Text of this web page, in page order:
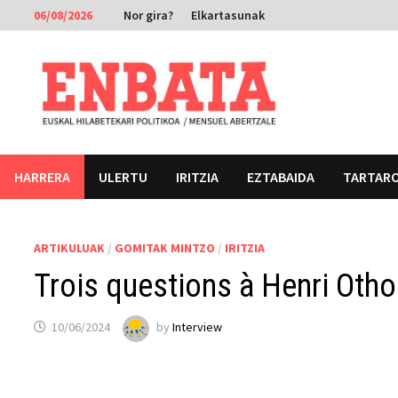
to
content
06/08/2026 Nor gira? Elkartasunak
HARRERA ULERTU IRITZIA EZTABAIDA
ARTIKULUAK / GOMITAK MINTZO / IRITZIA
Trois questions à Henri
10/06/2024 byInterview